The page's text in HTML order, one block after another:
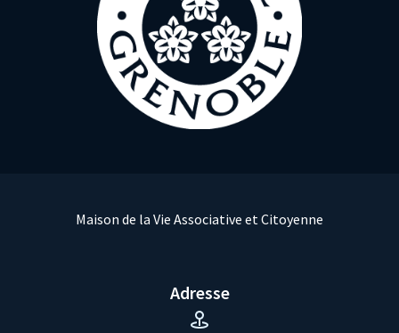
Maison de la Vie Associative et Citoyenne
Adresse